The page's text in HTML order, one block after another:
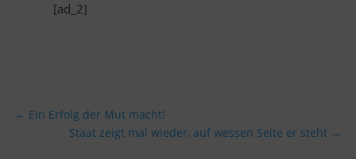
[ad_2]
← Ein Erfolg der Mut macht!
Staat zeigt mal wieder, auf wessen Seite er steht →